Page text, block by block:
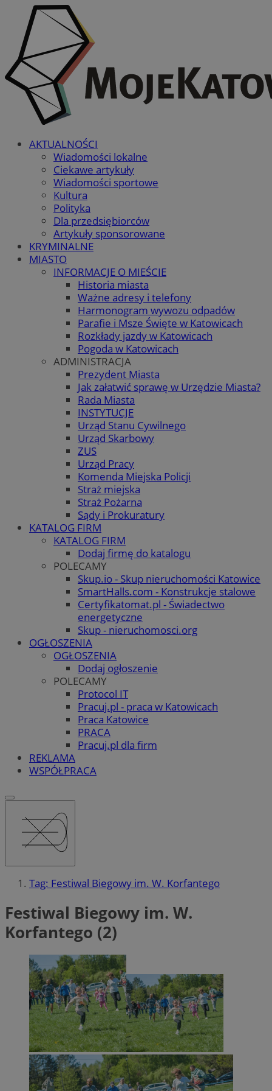
AKTUALNOŚCI
Wiadomości lokalne
Ciekawe artykuły
Wiadomości sportowe
Kultura
Polityka
Dla przedsiębiorców
Artykuły sponsorowane
KRYMINALNE
MIASTO
INFORMACJE O MIEŚCIE
Historia miasta
Ważne adresy i telefony
Harmonogram wywozu odpadów
Parafie i Msze Święte w Katowicach
Rozkłady jazdy w Katowicach
Pogoda w Katowicach
ADMINISTRACJA
Prezydent Miasta
Jak załatwić sprawę w Urzędzie Miasta?
Rada Miasta
INSTYTUCJE
Urząd Stanu Cywilnego
Urząd Skarbowy
ZUS
Urząd Pracy
Komenda Miejska Policji
Straż miejska
Straż Pożarna
Sądy i Prokuratury
KATALOG FIRM
KATALOG FIRM
Dodaj firmę do katalogu
POLECAMY
Skup.io - Skup nieruchomości Katowice
SmartHalls.com - Konstrukcje stalowe
Certyfikatomat.pl - Świadectwo
energetyczne
Skup - nieruchomosci.org
OGŁOSZENIA
OGŁOSZENIA
Dodaj ogłoszenie
POLECAMY
Protocol IT
Pracuj.pl - praca w Katowicach
Praca Katowice
PRACA
Pracuj.pl dla firm
REKLAMA
WSPÓŁPRACA
Tag: Festiwal Biegowy im. W. Korfantego
Festiwal Biegowy im. W.
Korfantego (2)